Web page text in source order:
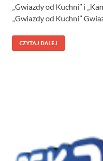
„Gwiazdy od Kuchni” i
„Gwiazdy od Kuchni”
CZYTAJ DALEJ